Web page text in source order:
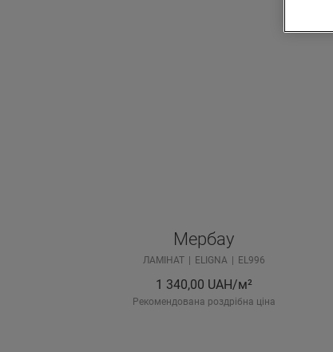
Мербау
ЛАМІНАТ ELIGNA EL996
1 340,00 UAH/м²
Рекомендована роздрібна ціна